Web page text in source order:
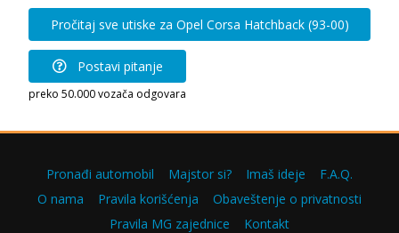
Pročitaj sve utiske za Opel Corsa Hatchback (93-00)
Postavi pitanje
preko 50.000 vozača odgovara
Pronađi automobil Majstor si? Imaš ideje
F.A.Q.
O nama
Pravila korišćenja
Obaveštenje o privatnosti
Pravila MG zajednice
Kontakt